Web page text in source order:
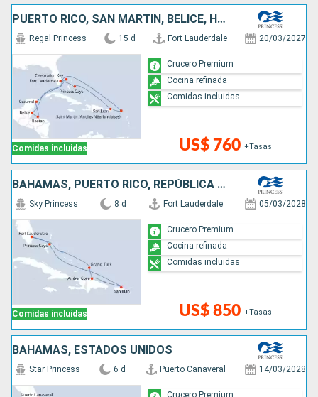
PUERTO RICO, SAN MARTÍN, BELICE, HONDURAS, MÉXICO, BAHAMAS, ESTADOS UNIDOS
Comidas incluidas
Regal Princess 15 d Fort Lauderdale 20/03/2027
US$ 760 +Tasas
Crucero Premium
Cocina refinada
Comidas incluidas
BAHAMAS, PUERTO RICO, REPÚBLICA DOMINICANA, ESTADOS UNIDOS
Comidas incluidas
Sky Princess 8 d Fort Lauderdale 05/03/2028
US$ 850 +Tasas
Crucero Premium
Cocina refinada
Comidas incluidas
BAHAMAS, ESTADOS UNIDOS
Star Princess 6 d Puerto Canaveral 14/03/2028
Crucero Premium